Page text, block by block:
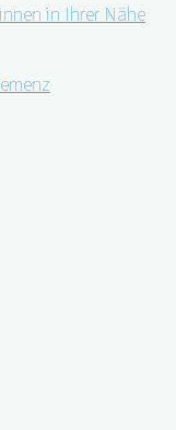
in Ihrer Nähe
Was tun,
nicht einhalten,
ist oder es